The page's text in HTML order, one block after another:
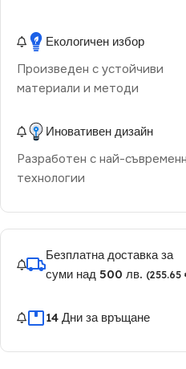
Екологичен избор
Произведен с устойчиви
материали и методи
Иновативен дизайн
Разработен с най-
технологии
Безплатна доставка за
суми над 500 лв. (255.65
14 Дни за връщане